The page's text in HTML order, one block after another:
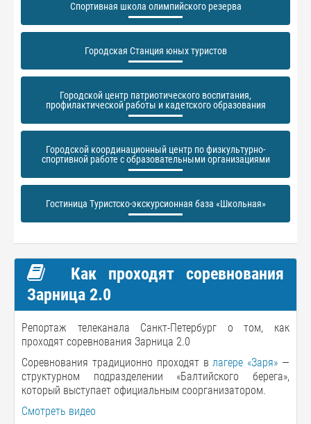
Спортивная школа олимпийского резерва
Городская Станция юных туристов
Городской центр патриотического воспитания,
профилактической работы и кадетского образования
Городской координационный центр по физкультурно-
спортивной работе с образовательными организациями
Гостиница Туристско-экскурсионная база «Школьная»
Как проходят соревнования
Зарница 2.0
Репортаж телеканала Санкт-Петербург о том, как
проходят соревнования Зарница 2.0
Соревнования традиционно проходят влагере «Заря» —
структурном подразделении «Балтийского берега»,
который выступает официальным соорганизатором.
Смотреть видео